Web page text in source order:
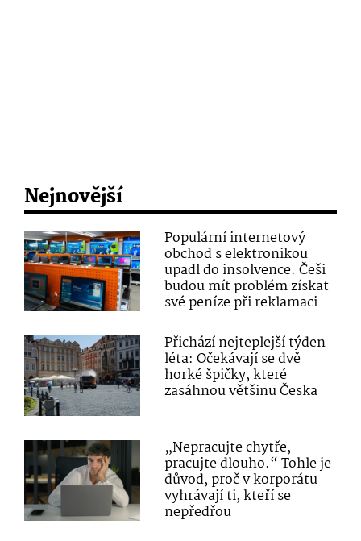
Nejnovější
Populární internetový
obchod s elektronikou
upadl do insolvence. Češi
budou mít problém získat
své peníze při reklamaci
Přichází nejteplejší týden
léta: Očekávají se dvě
horké špičky, které
zasáhnou většinu Česka
„Nepracujte chytře,
pracujte dlouho.“ Tohle je
důvod, proč v korporátu
vyhrávají ti, kteří se
nepředřou